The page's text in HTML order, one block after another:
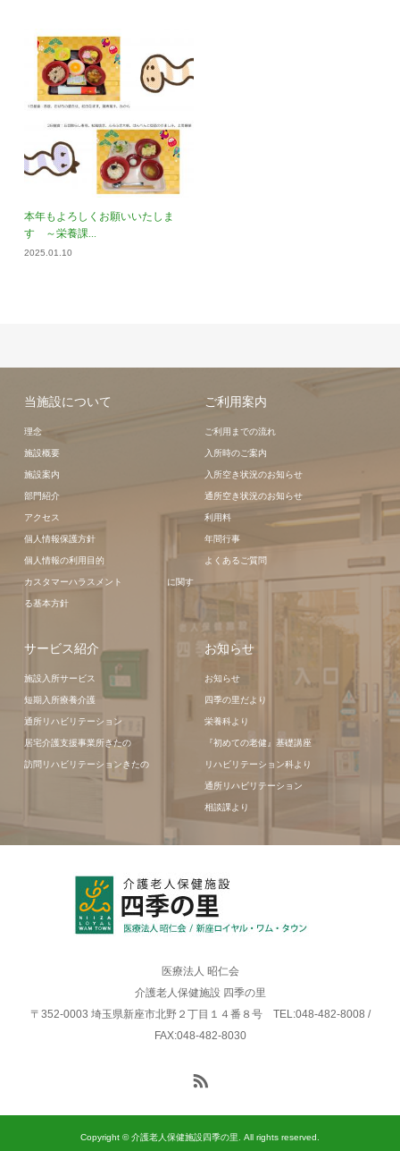
本年もよろしくお願いいたしま
す ～栄養課...
2025.01.10
当施設について
理念
施設概要
施設案内
部門紹介
アクセス
個人情報保護方針
個人情報の利用目的
カスタマーハラスメント に関す
る基本方針
ご利用案内
ご利用までの流れ
入所時のご案内
入所空き状況のお知らせ
通所空き状況のお知らせ
利用料
年間行事
よくあるご質問
サービス紹介
施設入所サービス
短期入所療養介護
通所リハビリテーション
居宅介護支援事業所きたの
訪問リハビリテーションきたの
お知らせ
お知らせ
四季の里だより
栄養科より
『初めての老健』基礎講座
リハビリテーション科より
通所リハビリテーション
相談課より
医療法人 昭仁会
介護老人保健施設 四季の里
〒352-0003 埼玉県新座市北野２丁目１４番８号 TEL:048-482-8008 /
FAX:048-482-8030
Copyright © 介護老人保健施設四季の里. All rights reserved.